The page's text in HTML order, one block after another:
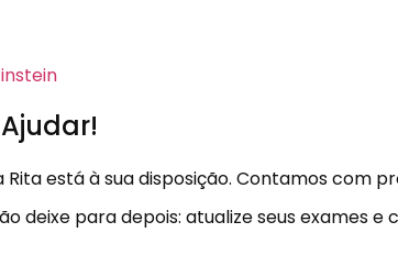
está à sua disposição. Contamos com
para depois: atualize seus exames e